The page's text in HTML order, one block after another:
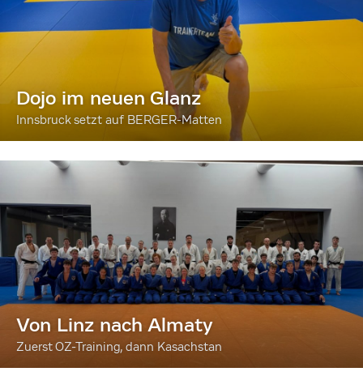
Dojo im neuen Glanz
Innsbruck setzt auf BERGER-Matten
Von Linz nach Almaty
Zuerst OZ-Training, dann Kasachstan